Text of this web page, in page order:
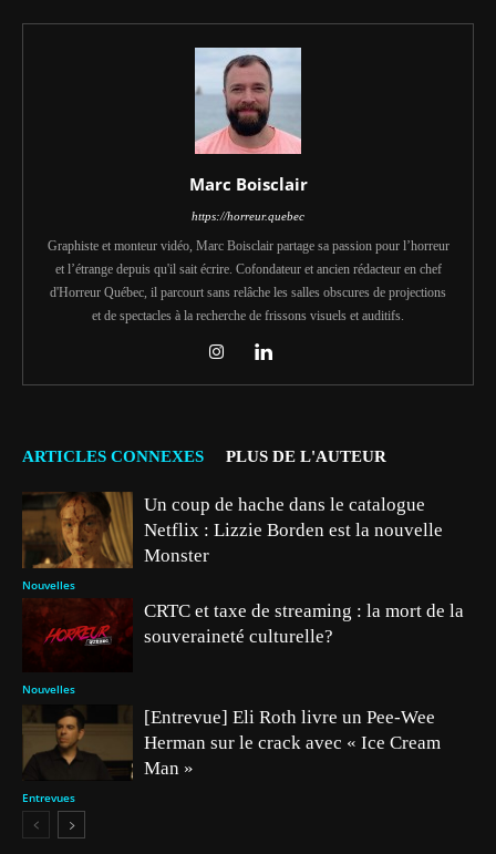
Marc Boisclair
https://horreur.quebec
Graphiste et monteur vidéo, Marc Boisclair partage sa passion pour l’horreur
et l’étrange depuis qu'il sait écrire. Cofondateur et ancien rédacteur en chef
d'Horreur Québec, il parcourt sans relâche les salles obscures de projections
et de spectacles à la recherche de frissons visuels et auditifs.
ARTICLES CONNEXES PLUS DE L'AUTEUR
Nouvelles
Un coup de hache dans le catalogue
Netflix : Lizzie Borden est la nouvelle
Monster
Nouvelles
CRTC et taxe de streaming : la mort de la
souveraineté culturelle?
Entrevues
[Entrevue] Eli Roth livre un Pee-Wee
Herman sur le crack avec « Ice Cream
Man »